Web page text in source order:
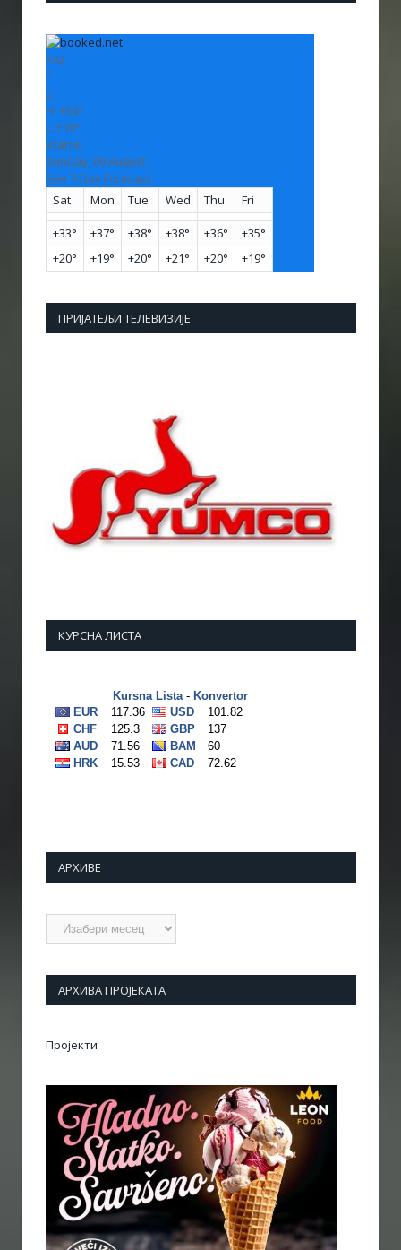
+32
°
C
H: +34°
L: +19°
Vranje
Sunday, 09 August
See 7-Day Forecast
Sat
Mon Tue Wed Thu Fri
+33° +37° +38° +38° +36° +35°
+20° +19° +20° +21° +20° +19°
ПРИЈАТЕЉИ ТЕЛЕВИЗИЈЕ
КУРСНА ЛИСТА
АРХИВЕ
Архиве
АРХИВА ПРОЈЕКАТА
Пројекти